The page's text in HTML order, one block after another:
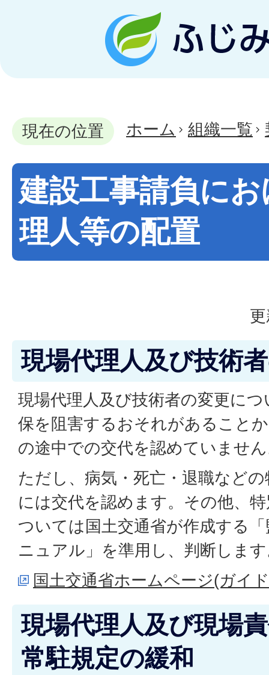
現在の位置 ホーム 組織一覧
建設工事請負に
理人等の配置
現場代理人及び技術
現場代理人及び技術者の変更に
保を阻害するおそれがあること
の途中での交代を認めていませ
ただし、病気・死亡・退職など
には交代を認めます。その他、
ついては国土交通省が作成する
ニュアル」を準用し、判断しま
国土交通省ホームページ(ガイ
現場代理人及び現場
常駐規定の緩和